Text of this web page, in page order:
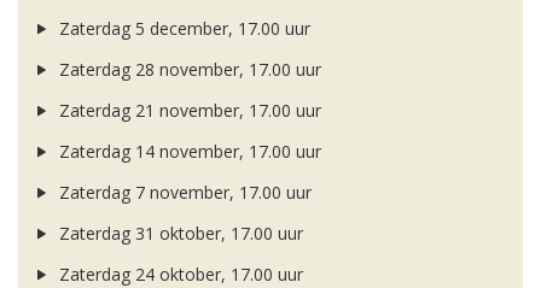
Zaterdag 5 december, 17.00 uur
Zaterdag 28 november, 17.00 uur
Zaterdag 21 november, 17.00 uur
Zaterdag 14 november, 17.00 uur
Zaterdag 7 november, 17.00 uur
Zaterdag 31 oktober, 17.00 uur
Zaterdag 24 oktober, 17.00 uur